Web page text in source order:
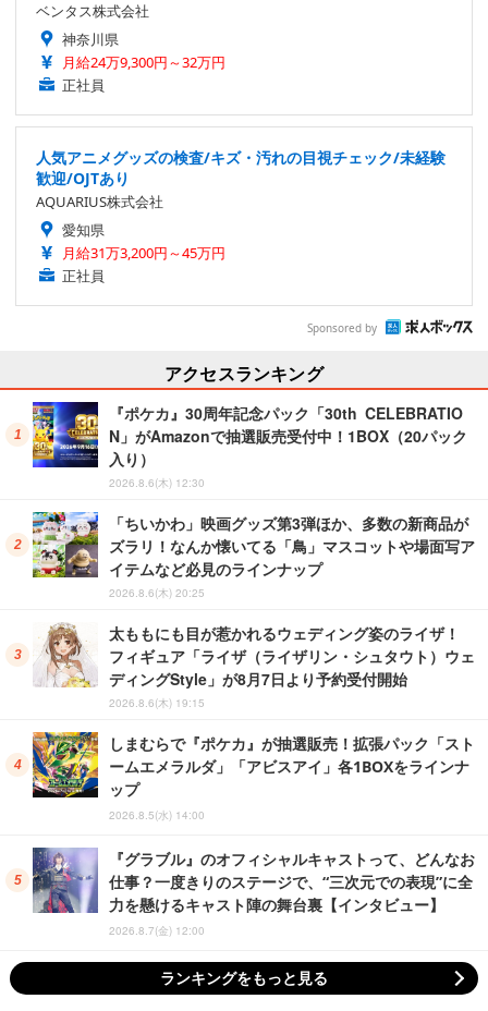
ベンタス株式会社
神奈川県
月給24万9,300円～32万円
正社員
人気アニメグッズの検査/キズ・汚れの目視チェック/未経験
歓迎/OJTあり
AQUARIUS株式会社
愛知県
月給31万3,200円～45万円
正社員
Sponsored by
アクセスランキング
『ポケカ』30周年記念パック「30th CELEBRATIO
N」がAmazonで抽選販売受付中！1BOX（20パック
入り）
2026.8.6(木) 12:30
「ちいかわ」映画グッズ第3弾ほか、多数の新商品が
ズラリ！なんか懐いてる「鳥」マスコットや場面写ア
イテムなど必見のラインナップ
2026.8.6(木) 20:25
太ももにも目が惹かれるウェディング姿のライザ！
フィギュア「ライザ（ライザリン・シュタウト）ウェ
ディングStyle」が8月7日より予約受付開始
2026.8.6(木) 19:15
しまむらで『ポケカ』が抽選販売！拡張パック「スト
ームエメラルダ」「アビスアイ」各1BOXをラインナ
ップ
2026.8.5(水) 14:00
『グラブル』のオフィシャルキャストって、どんなお
仕事？一度きりのステージで、“三次元での表現”に全
力を懸けるキャスト陣の舞台裏【インタビュー】
2026.8.7(金) 12:00
ランキングをもっと見る